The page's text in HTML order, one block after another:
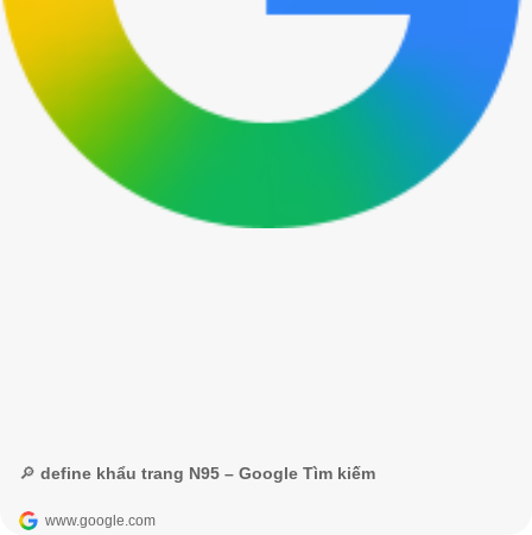
🔎 define khẩu trang N95 – Google Tìm kiếm
www.google.com